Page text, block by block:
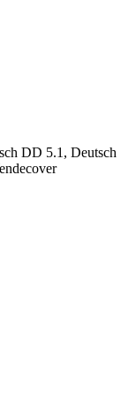
DD 5.1, Deutsch